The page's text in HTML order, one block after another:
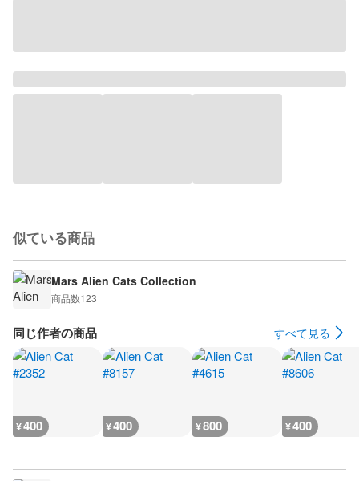
似ている商品
Mars Alien Cats Collection
商品数123
同じ作者の商品 すべて見る
¥400 ¥400 ¥800 ¥400